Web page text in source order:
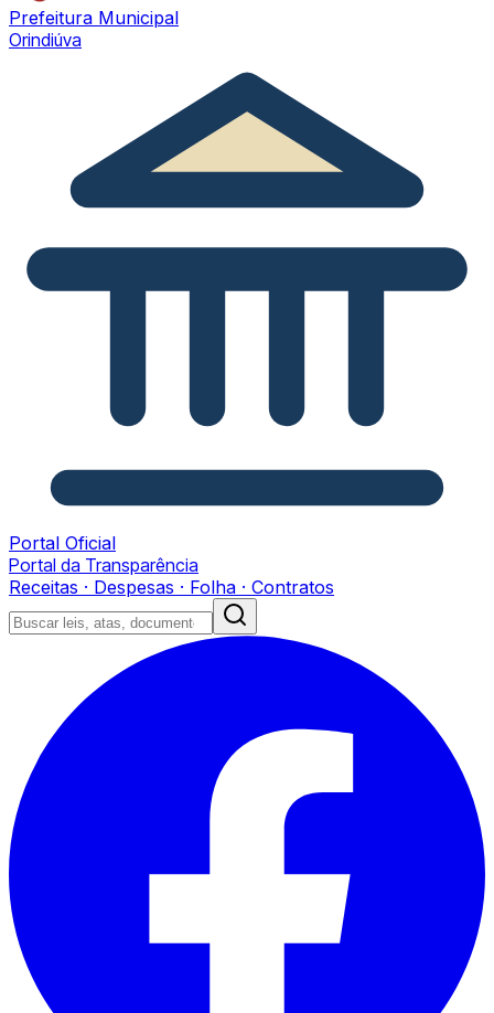
Prefeitura Municipal
Orindiúva
Portal Oficial
Portal da Transparência
Receitas · Despesas · Folha · Contratos